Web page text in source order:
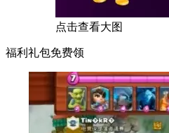
点击查看大图
福利礼包免费领